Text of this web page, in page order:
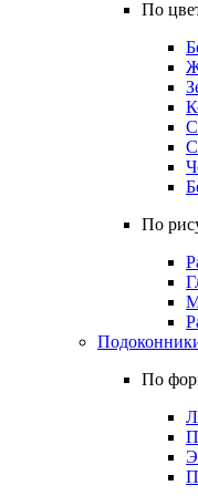
По
По
По